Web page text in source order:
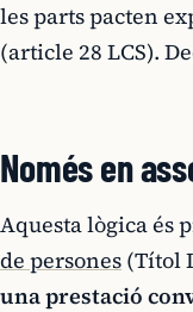
les parts pacten
(article 28 LCS).
Només en
Aquesta lògica és
de persones (Títol
una prestació